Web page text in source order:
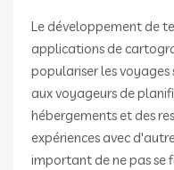
Le développement de
applications de
populariser les
aux voyageurs de
hébergements et des
expériences avec
important de ne pas se